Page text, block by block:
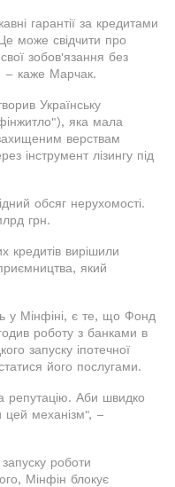
гарантії за кредитами
може свідчити про
зобов'язання без
– каже Марчак.
Українську
яка мала
верствам
інструмент лізингу під
обсяг нерухомості.
грн.
кредитів вирішили
який
Мінфіні, є те, що Фонд
роботу з банками в
запуску іпотечної
його послугами.
репутацію. Аби швидко
цей механізм", –
роботи
Мінфін блокує